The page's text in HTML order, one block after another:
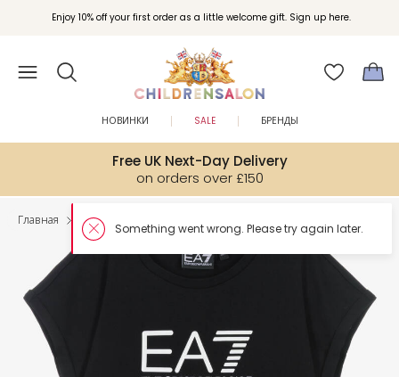
Enjoy 10% off your first order as a little welcome gift. Sign up here.
Free UK Next-Day Delivery
on orders over £150
НОВИНКИ SALE БРЕНДЫ
Главная Девочки